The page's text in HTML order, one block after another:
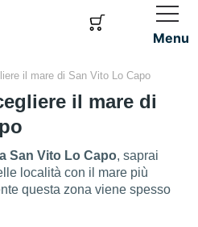
Menu
il mare di San Vito Lo Capo
il mare di
San Vito Lo Capo, saprai
località con il mare più
questa zona viene spesso